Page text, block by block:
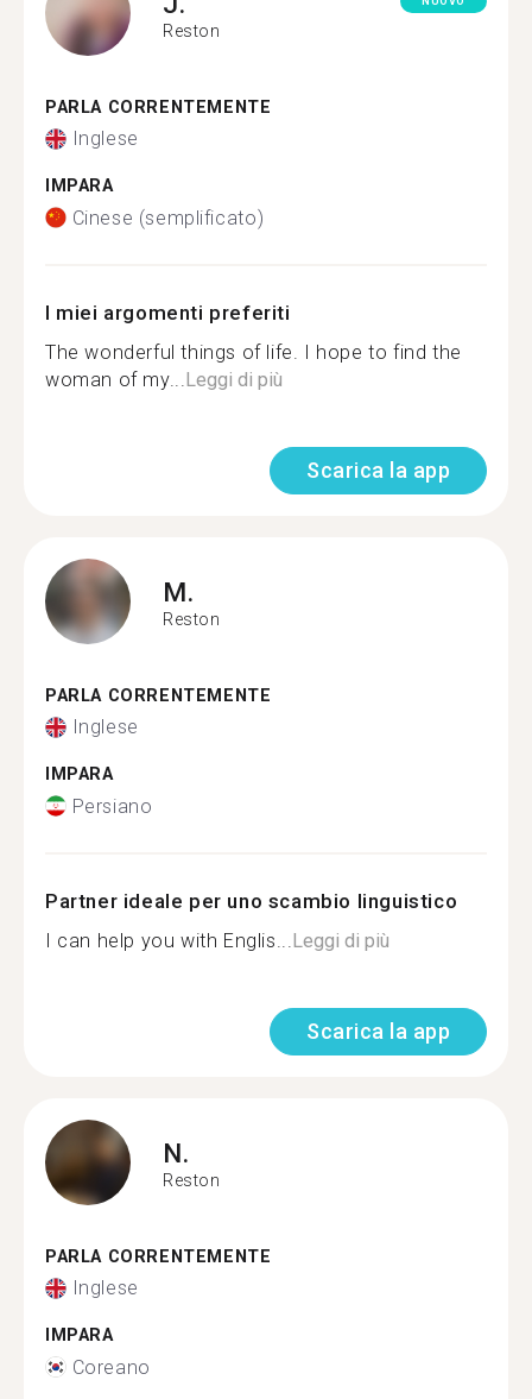
Reston
PARLA CORRENTEMENTE
Inglese
IMPARA
Cinese (semplificato)
I miei argomenti preferiti
The wonderful things of life. I hope to find the
woman of my... Leggi di più
Scarica la app
M.
Reston
PARLA CORRENTEMENTE
Inglese
IMPARA
Persiano
Partner ideale per uno scambio linguistico
I can help you with Englis... Leggi di più
Scarica la app
N.
Reston
PARLA CORRENTEMENTE
Inglese
IMPARA
Coreano